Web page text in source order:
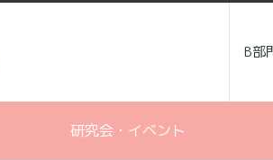
B部
研究会・イベント